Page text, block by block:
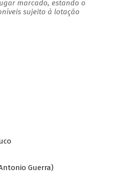
marcado, estando o
sujeito à lotação
Guerra)